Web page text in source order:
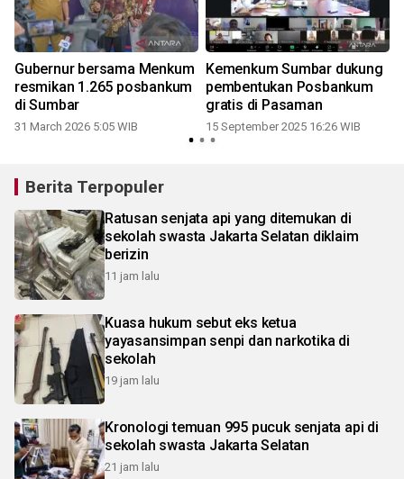
Gubernur bersama Menkum
resmikan 1.265 posbankum
di Sumbar
31 March 2026 5:05 WIB
Kemenkum Sumbar dukung
pembentukan Posbankum
gratis di Pasaman
15 September 2025 16:26 WIB
Berita Terpopuler
Ratusan senjata api yang ditemukan di
sekolah swasta Jakarta Selatan diklaim
berizin
11 jam lalu
Kuasa hukum sebut eks ketua
yayasansimpan senpi dan narkotika di
sekolah
19 jam lalu
Kronologi temuan 995 pucuk senjata api di
sekolah swasta Jakarta Selatan
21 jam lalu